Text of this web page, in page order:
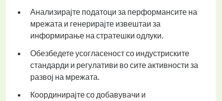
Анализирајте податоци за перформансите на
мрежата и генерирајте извештаи за
информирање на стратешки одлуки.
Обезбедете усогласеност со индустриските
стандарди и регулативи во сите активности за
развој на мрежата.
Координирајте со добавувачи и